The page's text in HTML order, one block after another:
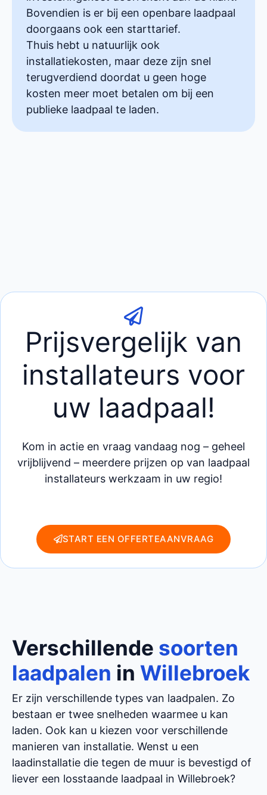
Bovendien is er bij een openbare laadpaal
doorgaans ook een starttarief.
Thuis hebt u natuurlijk ook
installatiekosten, maar deze zijn snel
terugverdiend doordat u geen hoge
kosten meer moet betalen om bij een
publieke laadpaal te laden.
Prijsvergelijk van
installateurs voor
uw laadpaal!
Kom in actie en vraag vandaag nog – geheel
vrijblijvend – meerdere prijzen op van laadpaal
installateurs werkzaam in uw regio!
START EEN OFFERTEAANVRAAG
Verschillende soorten
laadpalen in Willebroek
Er zijn verschillende types van laadpalen. Zo
bestaan er twee snelheden waarmee u kan
laden. Ook kan u kiezen voor verschillende
manieren van installatie. Wenst u een
laadinstallatie die tegen de muur is bevestigd of
liever een losstaande laadpaal in Willebroek?